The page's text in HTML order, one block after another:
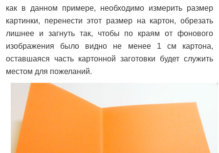
как в данном примере, необходимо измерить размер
картинки, перенести этот размер на картон, обрезать
лишнее и загнуть так, чтобы по краям от фонового
изображения было видно не менее 1 см картона,
оставшаяся часть картонной заготовки будет служить
местом для пожеланий.